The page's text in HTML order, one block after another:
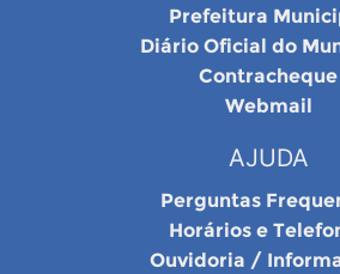
Prefeitura
Diário Oficial do
Contracheque
Webmail
AJUDA
Perguntas
Horários e
Ouvidoria /